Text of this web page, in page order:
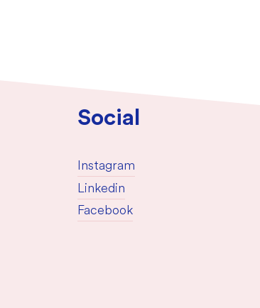
Social
Instagram
Linkedin
Facebook